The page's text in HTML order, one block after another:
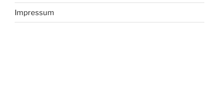
Impressum